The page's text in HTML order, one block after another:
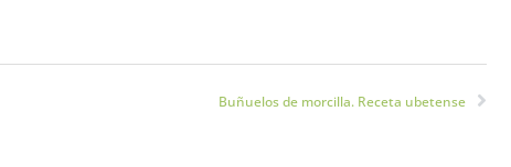
Buñuelos de morcilla. Receta ubetense